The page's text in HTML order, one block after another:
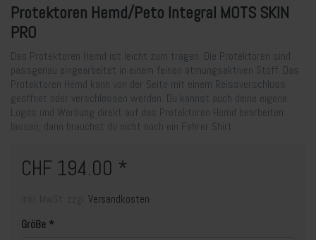
Protektoren Hemd/Peto Integral MOTS SKIN
PRO
Das Protektoren Hemd ist leicht zum tragen. Die Protektoren sind
passgenau eingearbeitet in einem feinen atmungsaktiven Stoff. Das
Protektoren Hemd kann von der Seite mit einem Reissverschluss
geöffnet oder verschlossen werden. Du kannst auch deine eigene
Logos und Werbung direkt auf das Protektoren Hemd bearbeiten
lassen, dann brauchst du nicht noch ein Fahrer Shirt.
CHF 194.00 *
Versandkosten
Größe